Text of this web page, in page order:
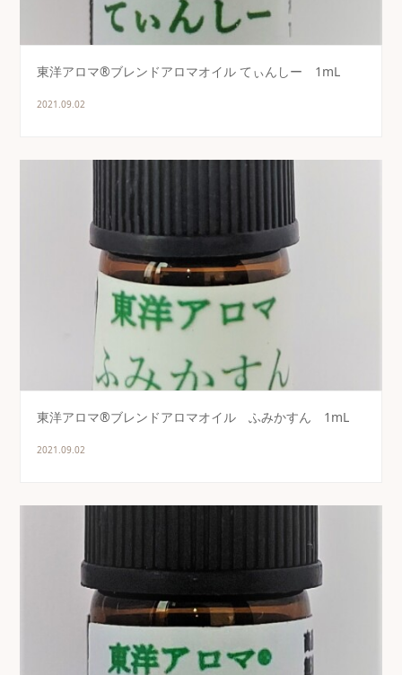
東洋アロマ®ブレンドアロマオイル てぃんしー 1mL
2021.09.02
東洋アロマ®ブレンドアロマオイル ふみかすん 1mL
2021.09.02